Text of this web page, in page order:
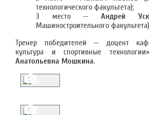
технологического факультета);
3 место — Андрей
Машиностроительного
Тренер победителей — доцент
культура и спортивные
Анатольевна Мошкина.